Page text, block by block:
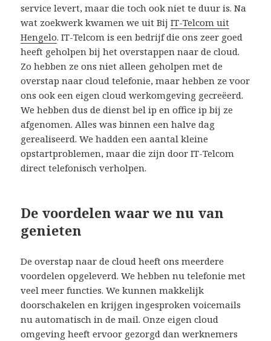
service levert, maar die toch ook niet te duur is. Na
wat zoekwerk kwamen we uit BijIT-Telcom uit
Hengelo. IT-Telcom is een bedrijf die ons zeer goed
heeft geholpen bij het overstappen naar de cloud.
Zo hebben ze ons niet alleen geholpen met de
overstap naar cloud telefonie, maar hebben ze voor
ons ook een eigen cloud werkomgeving gecreëerd.
We hebben dus de dienst bel ip en office ip bij ze
afgenomen. Alles was binnen een halve dag
gerealiseerd. We hadden een aantal kleine
opstartproblemen, maar die zijn door IT-Telcom
direct telefonisch verholpen.
De voordelen waar we nu van
genieten
De overstap naar de cloud heeft ons meerdere
voordelen opgeleverd. We hebben nu telefonie met
veel meer functies. We kunnen makkelijk
doorschakelen en krijgen ingesproken voicemails
nu automatisch in de mail. Onze eigen cloud
omgeving heeft ervoor gezorgd dan werknemers